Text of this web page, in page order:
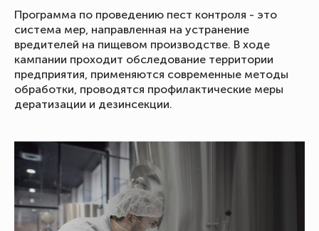
Программа по проведению пест контроля - это
система мер, направленная на устранение
вредителей на пищевом производстве. В ходе
кампании проходит обследование территории
предприятия, применяются современные методы
обработки, проводятся профилактические меры
дератизации и дезинсекции.